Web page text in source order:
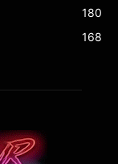
180
168